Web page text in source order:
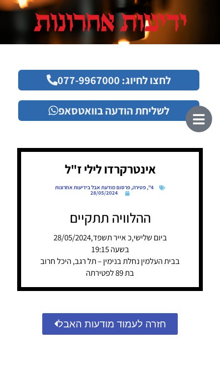
לחצו לחיוג: 077-9967000
לשליחת הודעה בוואטסאפ
אינטרקרדו לילי ז"ל
4"
,פטירה,פרסום מודעת אבל בידיעות אחרונות
28/05/2024
ההלוויה תתקיים
ביום שלישי,כ אייר תשפד,28/05/2024
בשעה 19:15
בבית העלמין נחלת בנימין – תל רגב, היכל חרוב
בת 89 לפטירתה
חזרה לעמוד מודעות האבל